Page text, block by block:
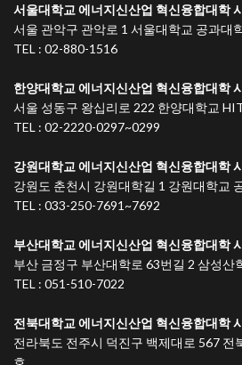
서울대학교 에너지신산업 혁신융합대학
서울 관악구 관악로 1 서울대학교 공과대
TEL : 02-880-1516
한양대학교 에너지신산업 혁신융합대학
서울 성동구 왕십리로 222 한양대학교
TEL : 02-2220-0297~0299
강원대학교 에너지신산업 혁신융합대학
강원도 춘천시 강원대학길 1 강원대학교
TEL : 033-250-7691~7692
부산대학교 에너지신산업 혁신융합대학
부산 금정구 부산대학로 63번길 2 삼성산
TEL : 051-510-7022
전북대학교 에너지신산업 혁신융합대학
전라북도 전주시 덕진구 백제대로 567 전
호